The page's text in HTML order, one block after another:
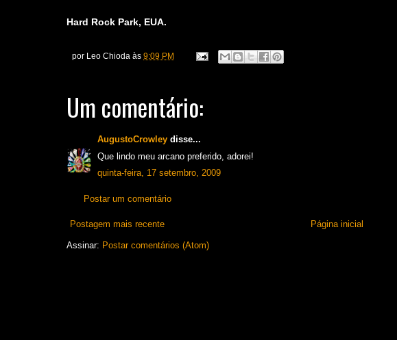
Hard Rock Park, EUA.
por Leo Chioda às 9:09 PM
Um comentário:
AugustoCrowley disse...
Que lindo meu arcano preferido, adorei!
quinta-feira, 17 setembro, 2009
Postar um comentário
Postagem mais recente Página inicial
Assinar: Postar comentários (Atom)